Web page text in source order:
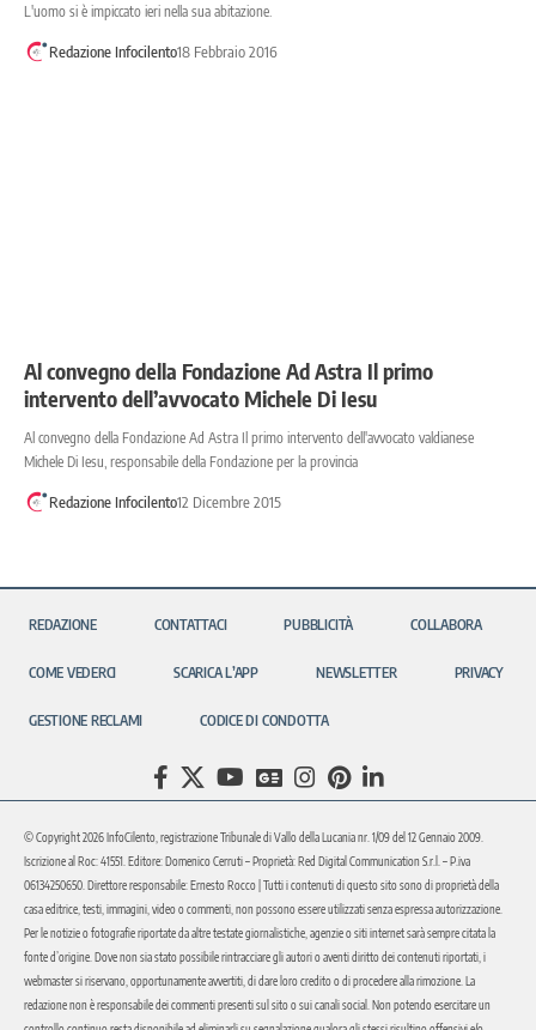
L'uomo si è impiccato ieri nella sua abitazione.
Redazione Infocilento18 Febbraio 2016
Al convegno della Fondazione Ad Astra Il primo
intervento dell’avvocato Michele Di Iesu
Al convegno della Fondazione Ad Astra Il primo intervento dell'avvocato valdianese
Michele Di Iesu, responsabile della Fondazione per la provincia
Redazione Infocilento12 Dicembre 2015
REDAZIONE CONTATTACI PUBBLICITÀ COLLABORA
COME VEDERCI SCARICA L’APP NEWSLETTER PRIVACY
GESTIONE RECLAMI CODICE DI CONDOTTA
© Copyright 2026 InfoCilento, registrazione Tribunale di Vallo della Lucania nr. 1/09 del 12 Gennaio 2009.
Iscrizione al Roc: 41551. Editore: Domenico Cerruti – Proprietà: Red Digital Communication S.r.l. – P.iva
06134250650. Direttore responsabile: Ernesto Rocco | Tutti i contenuti di questo sito sono di proprietà della
casa editrice, testi, immagini, video o commenti, non possono essere utilizzati senza espressa autorizzazione.
Per le notizie o fotografie riportate da altre testate giornalistiche, agenzie o siti internet sarà sempre citata la
fonte d’origine. Dove non sia stato possibile rintracciare gli autori o aventi diritto dei contenuti riportati, i
webmaster si riservano, opportunamente avvertiti, di dare loro credito o di procedere alla rimozione. La
redazione non è responsabile dei commenti presenti sul sito o sui canali social. Non potendo esercitare un